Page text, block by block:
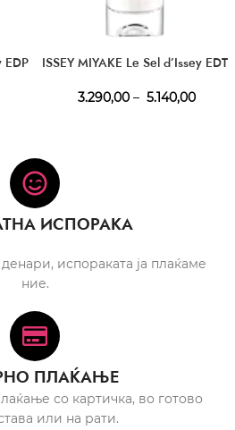
EDP ISSEY MIYAKE Le Sel d’Issey EDT
3.290,00 – 5.140,00
ИСПОРАКА
испораката ја плаќаме
ние.
ПЛАЌАЊЕ
со картичка, во готово
или на рати.